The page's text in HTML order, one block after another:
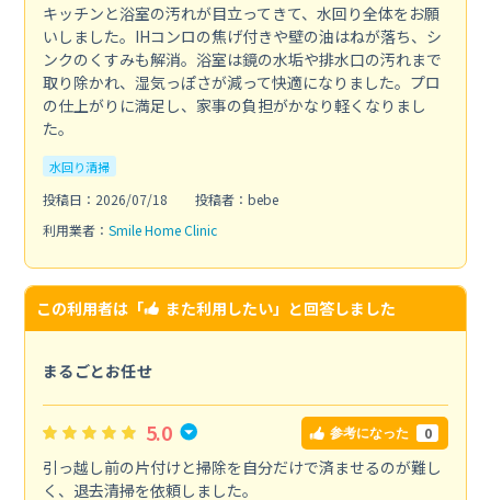
キッチンと浴室の汚れが目立ってきて、水回り全体をお願
いしました。IHコンロの焦げ付きや壁の油はねが落ち、シ
ンクのくすみも解消。浴室は鏡の水垢や排水口の汚れまで
取り除かれ、湿気っぽさが減って快適になりました。プロ
の仕上がりに満足し、家事の負担がかなり軽くなりまし
た。
水回り清掃
投稿日：2026/07/18
投稿者：bebe
利用業者： Smile Home Clinic
この利用者は「 また利用したい」と回答しました
まるごとお任せ
5.0 参考になった 0
引っ越し前の片付けと掃除を自分だけで済ませるのが難し
く、退去清掃を依頼しました。